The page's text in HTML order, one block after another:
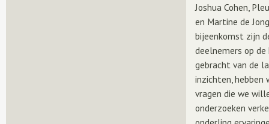
Joshua Cohen,
en Martine de
bijeenkomst zijn
deelnemers op
gebracht van de
inzichten, hebben
vragen die we
onderzoeken